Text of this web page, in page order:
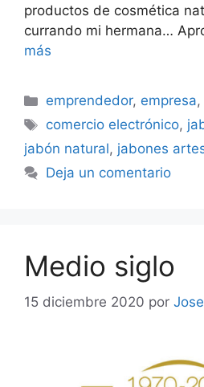
productos de cosmética
currando mi hermana…
más
Categorías
emprendedor, empresa,
Etiquetas
comercio electrónico,
jabón natural, jabones
Deja un comentario
Medio siglo
15 diciembre 2020 por